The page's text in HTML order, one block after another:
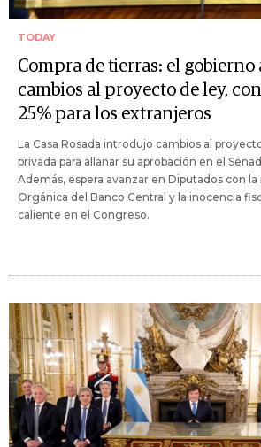
TODAY
Compra de tierras: el gobierno
cambios al proyecto de ley,
25% para los extranjeros
La Casa Rosada introdujo cambios al
privada para allanar su aprobación en el
Además, espera avanzar en Diputados con
Orgánica del Banco Central y la inocencia
caliente en el Congreso.